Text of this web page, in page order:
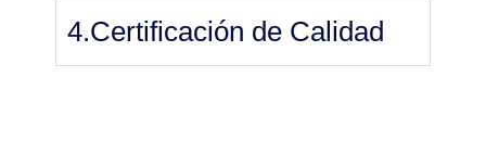
4.Certificación de Calidad